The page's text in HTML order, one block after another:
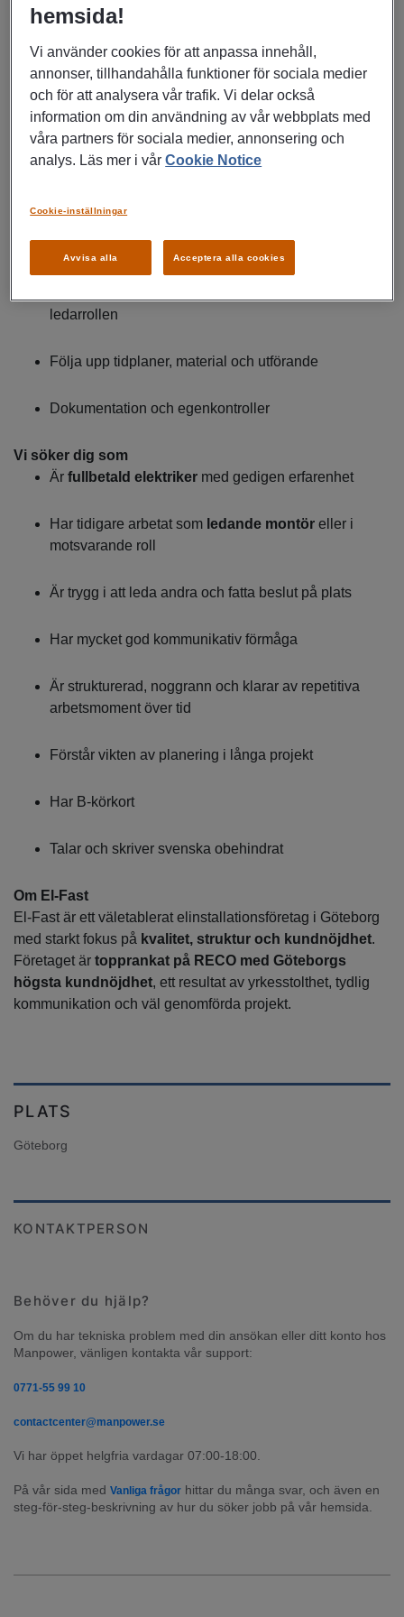
ställer krav på struktur, noggrannhet och uthållighet –
Arbetsuppgifter
Leda och fördela det dagliga arbetet i projekt
Säkerställa kvalitet, arbetsmiljö och efterlevnad av
underentreprenörer
ledarrollen
Följa upp tidplaner, material och utförande
Dokumentation och egenkontroller
Vi söker dig som
Är fullbetald elektriker med gedigen erfarenhet
Har tidigare arbetat som ledande montör eller i
motsvarande roll
Är trygg i att leda andra och fatta beslut på plats
Har mycket god kommunikativ förmåga
Är strukturerad, noggrann och klarar av repetitiva
arbetsmoment över tid
Förstår vikten av planering i långa projekt
Har B-körkort
Talar och skriver svenska obehindrat
Om El-Fast
El-Fast är ett väletablerat elinstallationsföretag i Göteborg
med starkt fokus på kvalitet, struktur och kundnöjdhet.
Företaget är topprankat på RECO med Göteborgs
högsta kundnöjdhet, ett resultat av yrkesstolthet, tydlig
kommunikation och väl genomförda projekt.
PLATS
Göteborg
KONTAKTPERSON
Behöver du hjälp?
Om du har tekniska problem med din ansökan eller ditt konto hos
Manpower, vänligen kontakta vår support:
0771-55 99 10
contactcenter@manpower.se
Vi har öppet helgfria vardagar 07:00-18:00.
På vår sida med Vanliga frågor hittar du många svar, och även en
steg-för-steg-beskrivning av hur du söker jobb på vår hemsida.
hemsida!
Vi använder cookies för att anpassa innehåll,
annonser, tillhandahålla funktioner för sociala medier
och för att analysera vår trafik. Vi delar också
information om din användning av vår webbplats med
våra partners för sociala medier, annonsering och
analys. Läs mer i vårCookie Notice
Avvisa alla Acceptera alla cookies
Cookie-inställningar